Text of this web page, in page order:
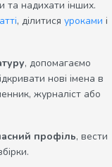
та надихати інших.
, ділитися уроками і
, допомагаємо
нові імена в
журналіст або
профіль, вести